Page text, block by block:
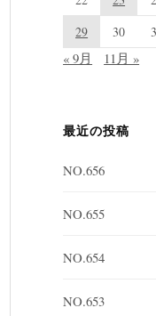
29
30
« 9月 11月 »
最近の投稿
NO.656
NO.655
NO.654
NO.653